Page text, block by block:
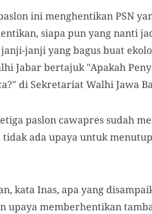
ini menghentikan PSN
siapa pun yang nanti
janji yang bagus buat
Jabar bertajuk "Apakah
di Sekretariat Walhi Jawa
paslon cawapres sudah
ada upaya untuk
kata Inas, apa yang
upaya memberhentikan